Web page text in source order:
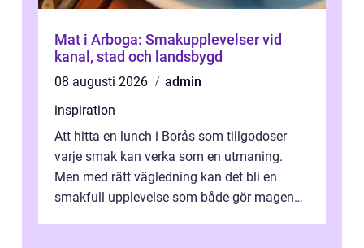
Mat i Arboga: Smakupplevelser vid
kanal, stad och landsbygd
08 augusti 2026
admin
inspiration
Att hitta en lunch i Borås som tillgodoser
varje smak kan verka som en utmaning.
Men med rätt vägledning kan det bli en
smakfull upplevelse som både gör magen